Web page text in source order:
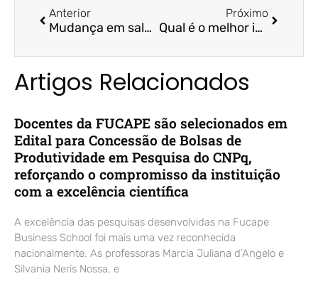
Anterior
Mudança em salários e fim do registro de pontos | A Tribuna | Prof. Dr. Felipe Storch
Próximo
Qual é o melhor investimento para 2024? | Estadão | Prof. Dr. Bruno Funchal
Artigos Relacionados
Docentes da FUCAPE são selecionados em
Edital para Concessão de Bolsas de
Produtividade em Pesquisa do CNPq,
reforçando o compromisso da instituição
com a excelência científica
A excelência das pesquisas desenvolvidas na Fucape
Business School foi mais uma vez reconhecida
nacionalmente. As professoras Marcia Juliana d’Angelo e
Silvania Neris Nossa, e